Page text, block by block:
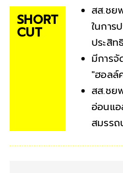
SHORT
CUT
สส.ชย
ในการ
ประสิ
มีการจั
"ฮอลล์
สส.ชย
อ่อนแ
สมรร